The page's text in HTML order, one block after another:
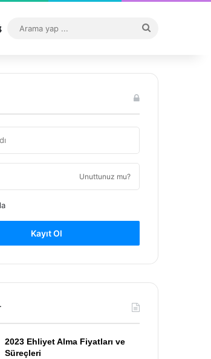
Sitemap
...
Unuttunuz mu?
Kayıt Ol
2023 Ehliyet Alma Fiyatları ve
Süreçleri